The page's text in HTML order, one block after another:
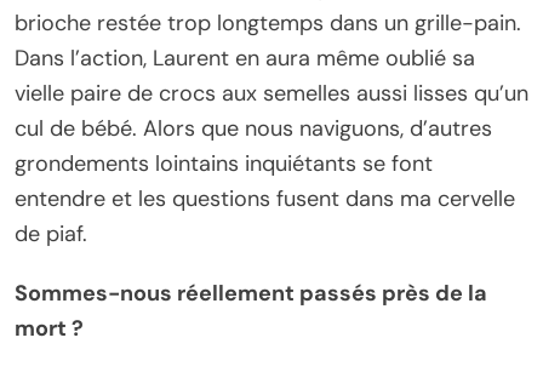
brioche restée trop longtemps dans un grille-pain.
Dans l’action, Laurent en aura même oublié sa
vielle paire de crocs aux semelles aussi lisses qu’un
cul de bébé. Alors que nous naviguons, d’autres
grondements lointains inquiétants se font
entendre et les questions fusent dans ma cervelle
de piaf.
Sommes-nous réellement passés près de la
mort ?